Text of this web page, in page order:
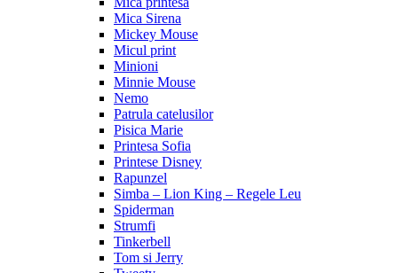
Mica Sirena
Mickey Mouse
Micul print
Minioni
Minnie Mouse
Nemo
Patrula catelusilor
Pisica Marie
Printesa Sofia
Printese Disney
Rapunzel
Simba – Lion King – Regele Leu
Spiderman
Strumfi
Tinkerbell
Tom si Jerry